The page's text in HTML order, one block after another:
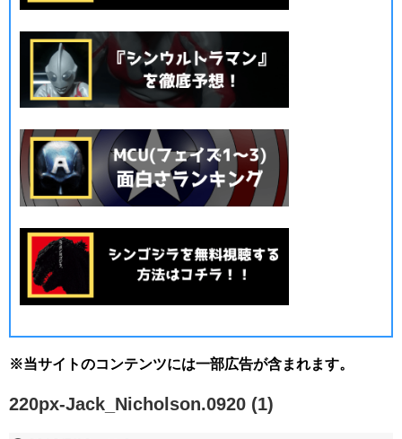
※当サイトのコンテンツには一部広告が含まれます。
220px-Jack_Nicholson.0920 (1)